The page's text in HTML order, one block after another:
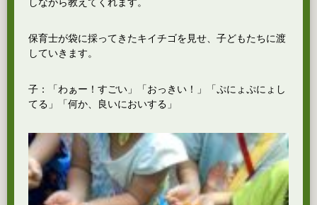
保育士が袋に採ってきたキイチゴを見せ、子どもたちに渡
していきます。
子：「わぁー！すごい」「おっきい！」「ぷにょぷにょし
てる」「何か、良いにおいする」